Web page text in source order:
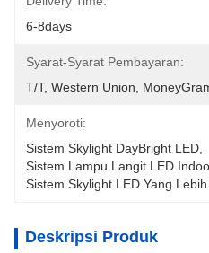
6-8days
Syarat-Syarat Pembayaran:
T/T, Western Union,
Menyoroti:
Sistem Skylight DayBright LED
Sistem Lampu Langit LED
Sistem Skylight LED Yang
Deskripsi Produk